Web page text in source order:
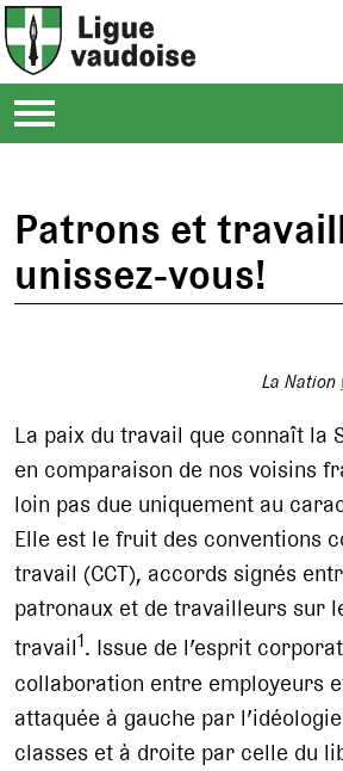
Patrons et
unissez-vous!
La Nation
La paix du travail que connaît la
en comparaison de nos voisins
loin pas due uniquement au
Elle est le fruit des conventions
travail (CCT), accords signés
patronaux et de travailleurs sur
travail1. Issue de l’esprit
collaboration entre employeurs
attaquée à gauche par
classes et à droite par celle du